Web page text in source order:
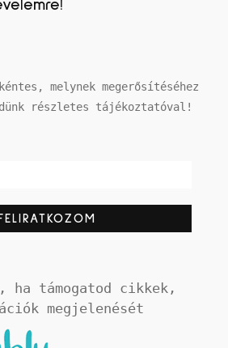
melynek megerősítéséhez
részletes tájékoztatóval!
ha támogatod cikkek,
megjelenését